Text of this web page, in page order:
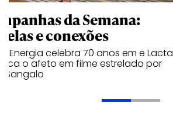
da Semana:
e conexões
Energia celebra 70 anos em e Lacta
o afeto em filme estrelado por
Sangalo